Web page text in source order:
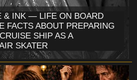
& INK — LIFE ON BOARD
FACTS ABOUT PREPARING
SHIP AS A
SKATER